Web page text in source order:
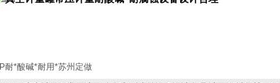
耐*酸碱*耐用*苏州定做